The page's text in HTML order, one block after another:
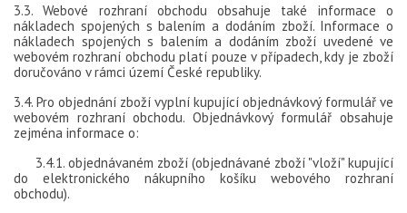
3.3. Webové rozhraní obchodu obsahuje také informace o
nákladech spojených s balením a dodáním zboží. Informace o
nákladech spojených s balením a dodáním zboží uvedené ve
webovém rozhraní obchodu platí pouze v případech, kdy je zboží
doručováno v rámci území České republiky.
3.4. Pro objednání zboží vyplní kupující objednávkový formulář ve
webovém rozhraní obchodu. Objednávkový formulář obsahuje
zejména informace o:
3.4.1. objednávaném zboží (objednávané zboží "vloží" kupující
do elektronického nákupního košíku webového rozhraní
obchodu).